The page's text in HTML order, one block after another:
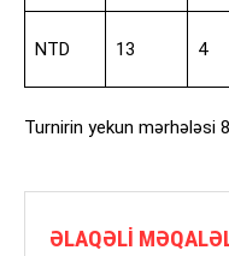
NTD 13 4
Turnirin yekun mərhələsi
ƏLAQƏLI